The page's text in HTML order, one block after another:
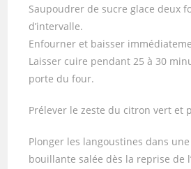
Saupoudrer de sucre glace deux
d’intervalle.
Enfourner et baisser
Laisser cuire pendant 25 à 30
porte du four.
Prélever le zeste du citron vert et
Plonger les langoustines dans une
bouillante salée dès la reprise de